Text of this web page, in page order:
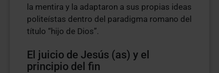
la mentira y la adaptaron a sus propias ideas
politeístas dentro del paradigma romano del
título “hijo de Dios”.
El juicio de Jesús (as) y el
principio del fin